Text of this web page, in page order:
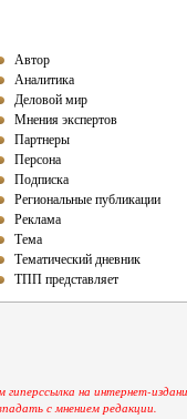
Автор
Аналитика
Деловой мир
Мнения экспертов
Партнеры
Персона
Подписка
Региональные публикации
Реклама
Тема
Тематический дневник
ТПП представляет
на интернет-
с мнением редакции.